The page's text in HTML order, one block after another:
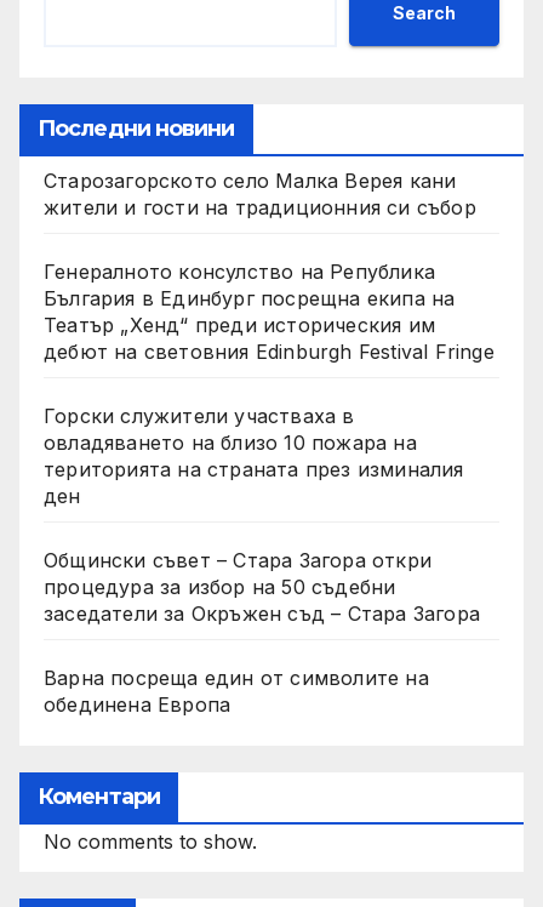
Search
Последни новини
Старозагорското село Малка Верея кани
жители и гости на традиционния си събор
Генералното консулство на Република
България в Единбург посрещна екипа на
Театър „Хенд“ преди историческия им
дебют на световния Edinburgh Festival Fringe
Горски служители участваха в
овладяването на близо 10 пожара на
територията на страната през изминалия
ден
Общински съвет – Стара Загора откри
процедура за избор на 50 съдебни
заседатели за Окръжен съд – Стара Загора
Варна посреща един от символите на
обединена Европа
Коментари
No comments to show.